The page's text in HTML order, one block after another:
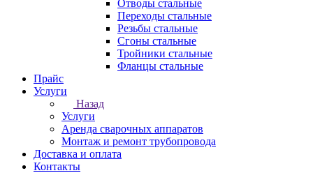
Отводы стальные
Переходы стальные
Резьбы стальные
Сгоны стальные
Тройники стальные
Фланцы стальные
Прайс
Услуги
Назад
Услуги
Аренда сварочных аппаратов
Монтаж и ремонт трубопровода
Доставка и оплата
Контакты